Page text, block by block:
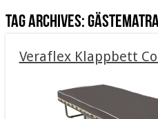
Tag Archives:
Veraflex Klappbett